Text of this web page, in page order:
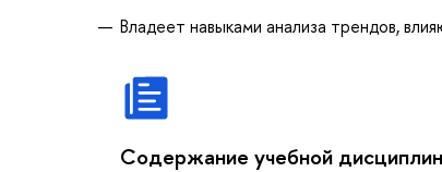
Владеет навыками анализа трендов,
Содержание учебной